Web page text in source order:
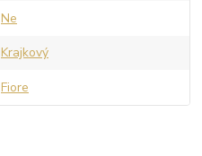
Ne
Krajkový
Fiore